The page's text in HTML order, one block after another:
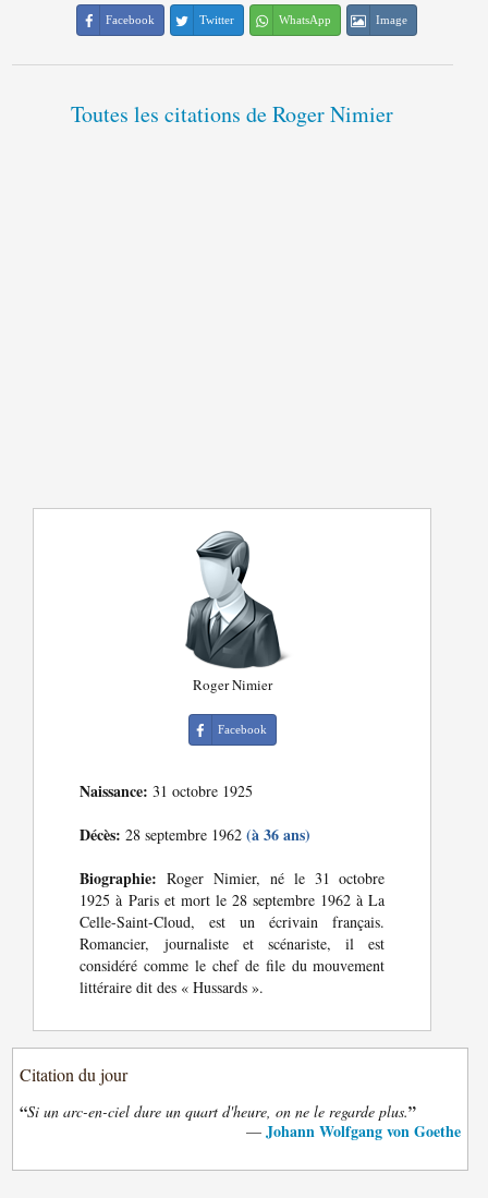
Facebook Twitter WhatsApp Image
Toutes les citations de Roger Nimier
Roger Nimier
Facebook
Naissance: 31 octobre 1925
Décès: 28 septembre 1962(à 36 ans)
Biographie: Roger Nimier, né le 31 octobre
1925 à Paris et mort le 28 septembre 1962 à La
Celle-Saint-Cloud, est un écrivain français.
Romancier, journaliste et scénariste, il est
considéré comme le chef de file du mouvement
littéraire dit des « Hussards ».
Citation du jour
“Si un arc-en-ciel dure un quart d'heure, on ne le regarde plus.”
— Johann Wolfgang von Goethe